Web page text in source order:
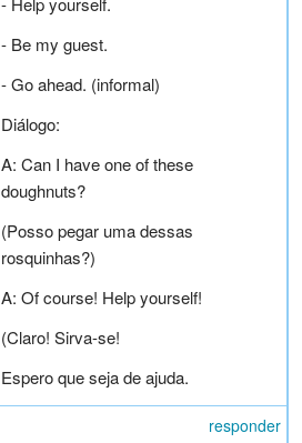
- Be my guest.
- Go ahead. (informal)
Diálogo:
A: Can I have one of these
doughnuts?
(Posso pegar uma dessas
rosquinhas?)
A: Of course! Help yourself!
(Claro! Sirva-se!
Espero que seja de ajuda.
responder